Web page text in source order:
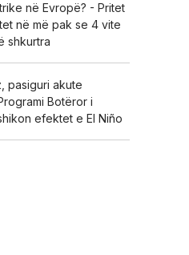
në Evropë? - Pritet
në më pak se 4 vite
shkurtra
pasiguri akute
Botëror i
efektet e El Niño